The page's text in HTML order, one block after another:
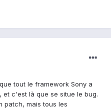
tout le framework Sony a
et c'est là que se situe le bug.
patch, mais tous les